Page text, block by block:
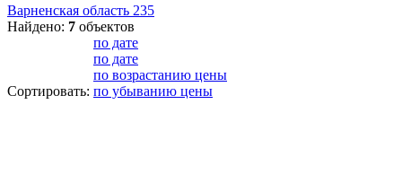
Варненская область 235
Найдено: 7 объектов
Сортировать:
по дате
по дате
по возрастанию цены
по убыванию цены